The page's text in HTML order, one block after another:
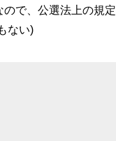
で、公選法上の規定
ない)